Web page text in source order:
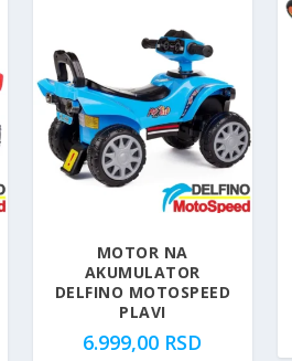
l
n
a
c
e
n
a
j
i
a
n
a
c
e
n
a
j
e
.
MOTOR NA
AKUMULATOR
DELFINO MOTOSPEED
PLAVI
6.999,00 RSD